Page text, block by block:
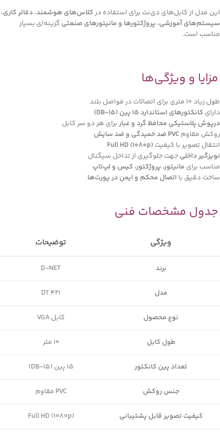
این مدل از کابل‌های دی‌نت برای استفاده درکلاس‌های هوشمند، دفاتر کاری،
سیستم‌های آموزشی، پروژکتورها و مانیتورهای صنعتی گزینه‌ای بسیار
مناسب است.
مزایا و ویژگی‌ها
طول زیاد 10 متری برای اتصالات در فواصل بلند
دارای کانکتورهای استاندارد ۱۵ پین (DB-15)
درپوش پلاستیکی محافظ گرد و غباربرای هر دو سر کابل
روکش مقاومPVC ضد خمیدگی و ضد سایش
انتقال تصویر با کیفیت Full HD (1080p)
نویزگیر داخلیجهت جلوگیری از تداخل سیگنال
مناسب برای مانیتور، پروژکتور، کیس و لپ‌تاپ
ساخت دقیق با اتصال محکم و ایمن در پورت‌ها
جدول مشخصات فنی
ویژگی توضیحات
برند D-NET
مدل DT 421
نوع محصول کابل VGA
طول کابل 10 متر
تعداد پین کانکتور 15 پین (DB-15)
جنس روکش PVC مقاوم
کیفیت تصویر قابل پشتیبانی Full HD (1080p)